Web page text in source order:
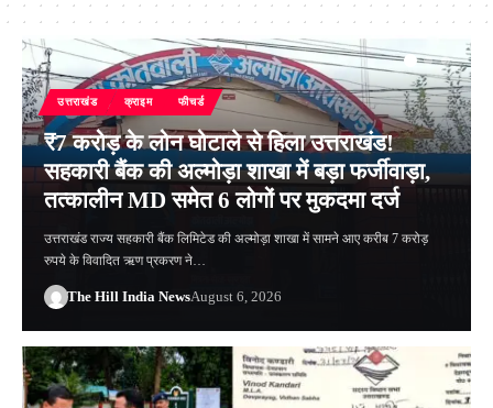
उत्तराखंड क्राइम फीचर्ड
₹7 करोड़ के लोन घोटाले से हिला उत्तराखंड!
सहकारी बैंक की अल्मोड़ा शाखा में बड़ा फर्जीवाड़ा,
तत्कालीन MD समेत 6 लोगों पर मुकदमा दर्ज
उत्तराखंड राज्य सहकारी बैंक लिमिटेड की अल्मोड़ा शाखा में सामने आए करीब 7 करोड़
रुपये के विवादित ऋण प्रकरण ने…
The Hill India NewsAugust 6, 2026